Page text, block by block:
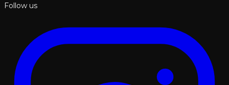
Follow us